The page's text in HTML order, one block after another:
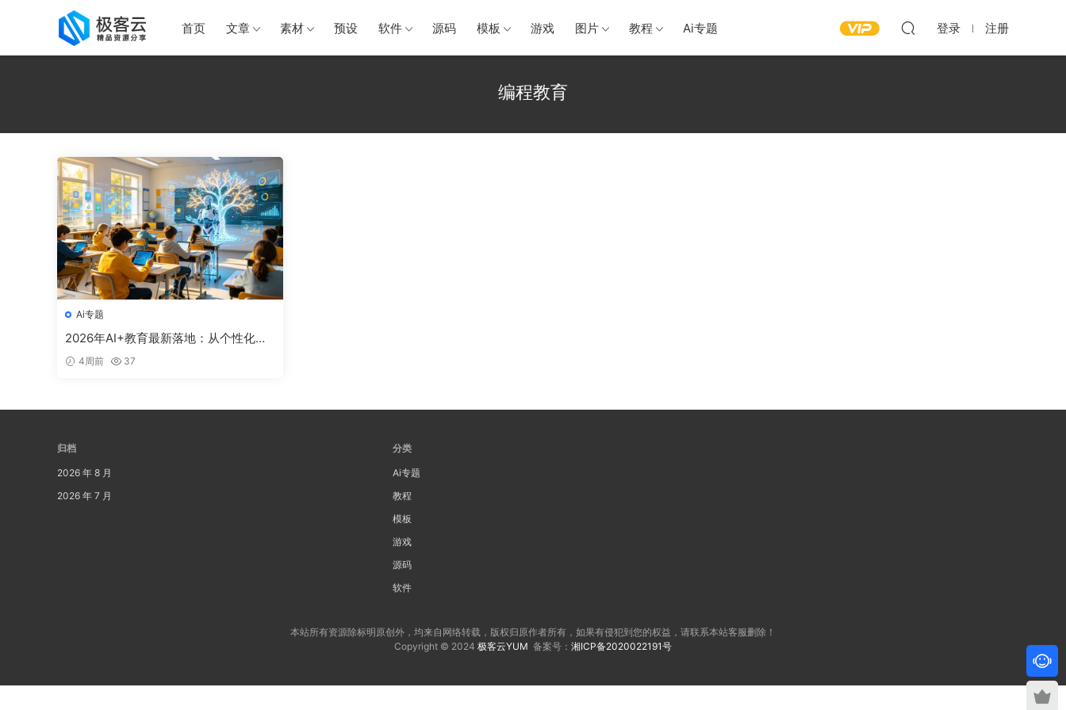
首页 文章 素材 预设 软件 源码 模板 游戏 图片 教程 Ai专题 登录 注册
编程教育
Ai专题
2026年AI+教育最新落地：从个性化学
习到AI导师的暑期学习工具推荐
4周前 37
归档
2026 年 8 月
2026 年 7 月
分类
Ai专题
教程
模板
游戏
源码
软件
本站所有资源除标明原创外，均来自网络转载，版权归原作者所有，如果有侵犯到您的权益，请联系本站客服删除！
Copyright © 2024 极客云YUM 备案号： 湘ICP备2020022191号